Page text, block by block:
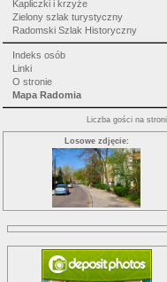
Kapliczki i krzyże
Zielony szlak turystyczny
Radomski Szlak Historyczny
Indeks osób
Linki
O stronie
Mapa Radomia
Liczba gości na
Losowe zdjęcie: